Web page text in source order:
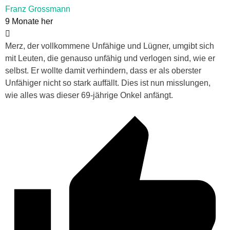
Franz Grossmann
9 Monate her
Merz, der vollkommene Unfähige und Lügner, umgibt sich
mit Leuten, die genauso unfähig und verlogen sind, wie er
selbst. Er wollte damit verhindern, dass er als oberster
Unfähiger nicht so stark auffällt. Dies ist nun misslungen,
wie alles was dieser 69-jährige Onkel anfängt.